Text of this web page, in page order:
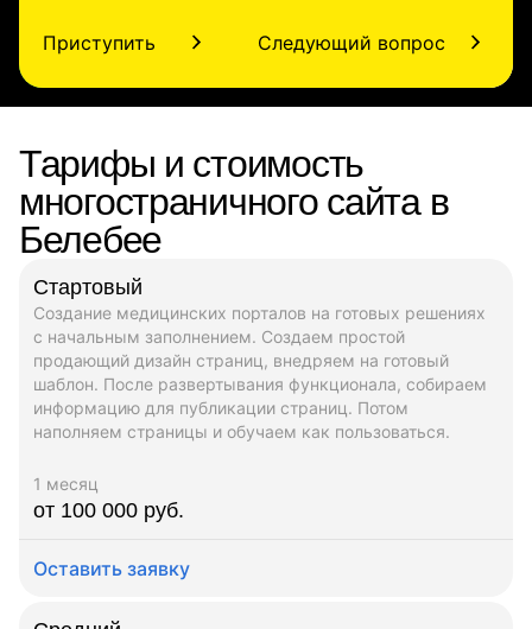
Приступить Следующий вопрос
Тарифы и стоимость
многостраничного сайта в
Белебее
Стартовый
Создание медицинских порталов на готовых решениях
с начальным заполнением. Создаем простой
продающий дизайн страниц, внедряем на готовый
шаблон. После развертывания функционала, собираем
информацию для публикации страниц. Потом
наполняем страницы и обучаем как пользоваться.
1 месяц
от 100 000 руб.
Оставить заявку